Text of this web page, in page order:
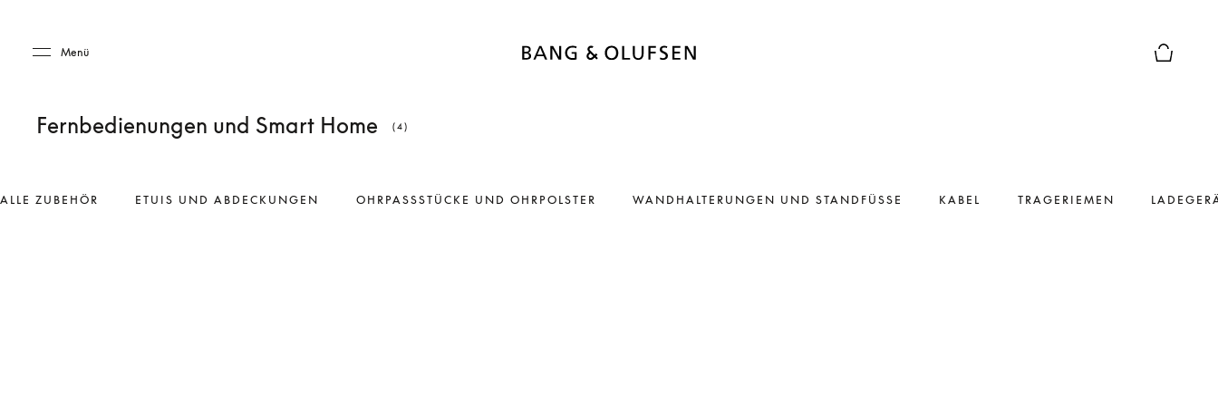
Menü
Fernbedienungen und Smart Home (4)
ALLE ZUBEHÖR ETUIS UND ABDECKUNGEN OHRPASSSTÜCKE UND OHRPOLSTER WANDHALTERUNGEN UND STANDFÜSSE KABEL TRAGERIEMEN